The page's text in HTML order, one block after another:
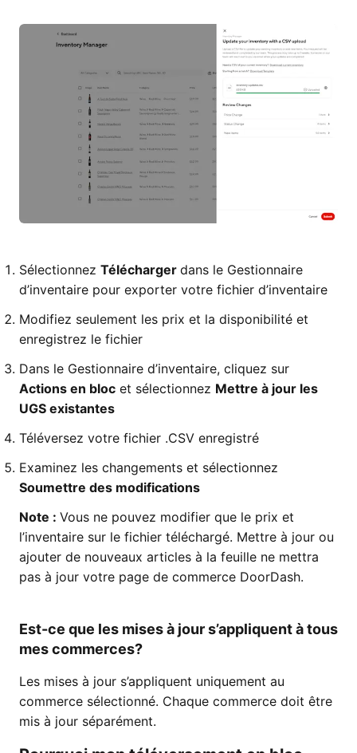
Sélectionnez Télécharger dans le Gestionnaire
d’inventaire pour exporter votre fichier d’inventaire
Modifiez seulement les prix et la disponibilité et
enregistrez le fichier
Dans le Gestionnaire d’inventaire, cliquez sur
Actions en bloc et sélectionnez Mettre à jour les
UGS existantes
Téléversez votre fichier .CSV enregistré
Examinez les changements et sélectionnez
Soumettre des modifications
Note : Vous ne pouvez modifier que le prix et
l’inventaire sur le fichier téléchargé. Mettre à jour ou
ajouter de nouveaux articles à la feuille ne mettra
pas à jour votre page de commerce DoorDash.
Est-ce que les mises à jour s’appliquent à tous
mes commerces?
Les mises à jour s’appliquent uniquement au
commerce sélectionné. Chaque commerce doit être
mis à jour séparément.